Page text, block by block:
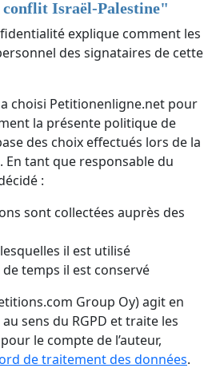
conflit Israël-Palestine"
explique comment les
des signataires de cette
choisi Petitionenligne.net pour
la présente politique de
des choix effectués lors de la
tant que responsable du
:
sont collectées auprès des
il est utilisé
temps il est conservé
Group Oy) agit en
sens du RGPD et traite les
le compte de l’auteur,
de traitement des données.